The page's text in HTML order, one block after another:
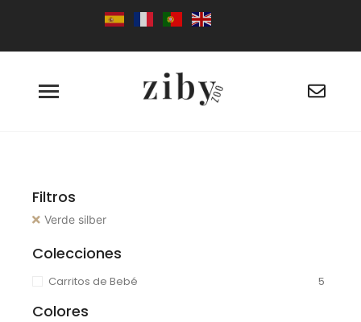
Filtros
Verde silber
Colecciones
Carritos de Bebé 5
Colores